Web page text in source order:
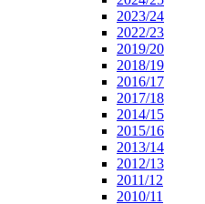
2023/24
2022/23
2019/20
2018/19
2016/17
2017/18
2014/15
2015/16
2013/14
2012/13
2011/12
2010/11